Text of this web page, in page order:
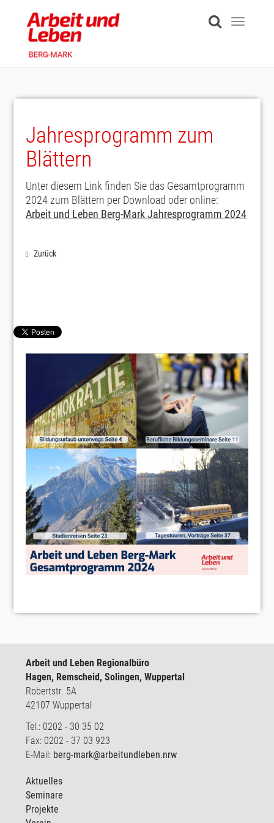
content
Toggle
Jahresprogramm zum
Blättern
Unter diesem Link finden Sie das Gesamtprogramm
2024 zum Blättern per Download oder online:
Arbeit und Leben Berg-Mark Jahresprogramm 2024
Zurück
Arbeit und Leben Regionalbüro
Hagen, Remscheid, Solingen, Wuppertal
Robertstr. 5A
42107 Wuppertal
Tel.: 0202 - 30 35 02
Fax: 0202 - 37 03 923
E-Mail: berg-mark@arbeitundleben.nrw
Aktuelles
Seminare
Projekte